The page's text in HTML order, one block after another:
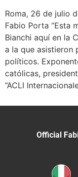
Roma, 26 de julio
Fabio Porta “Esta
Bianchi aquí en la
a la que asistieron
políticos.
católicas,
“ACLI
Official